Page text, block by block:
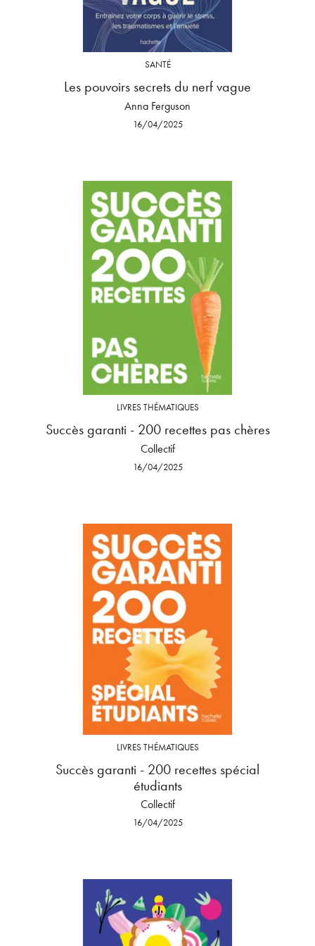
SANTÉ
Les pouvoirs secrets du nerf vague
Anna Ferguson
16/04/2025
LIVRES THÉMATIQUES
Succès garanti - 200 recettes pas chères
Collectif
16/04/2025
LIVRES THÉMATIQUES
Succès garanti - 200 recettes spécial
étudiants
Collectif
16/04/2025